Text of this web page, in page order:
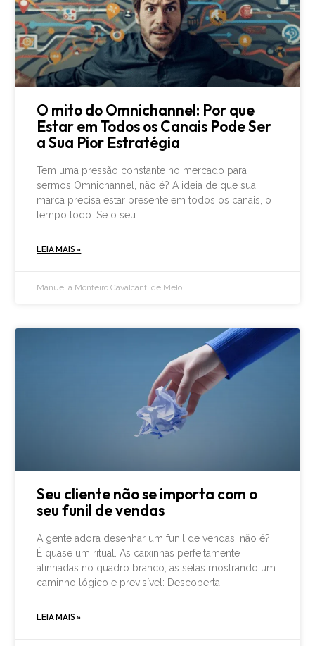
O mito do Omnichannel: Por que
Estar em Todos os Canais Pode Ser
a Sua Pior Estratégia
Tem uma pressão constante no mercado para
sermos Omnichannel, não é? A ideia de que sua
marca precisa estar presente em todos os canais, o
tempo todo. Se o seu
LEIA MAIS »
Manuella Monteiro Cavalcanti de Melo
Seu cliente não se importa com o
seu funil de vendas
A gente adora desenhar um funil de vendas, não é?
É quase um ritual. As caixinhas perfeitamente
alinhadas no quadro branco, as setas mostrando um
caminho lógico e previsível: Descoberta,
LEIA MAIS »